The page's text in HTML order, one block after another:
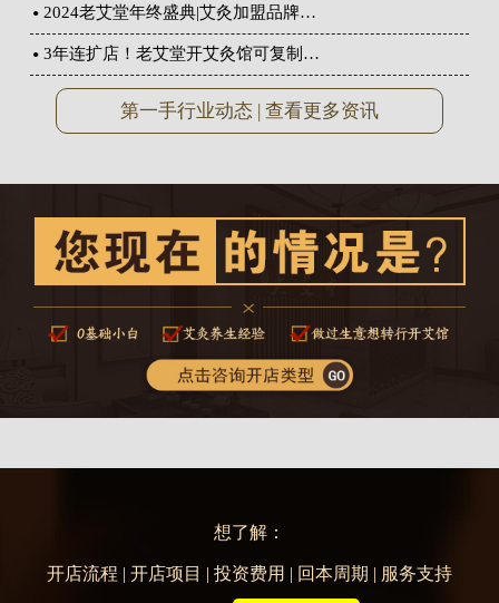
2024老艾堂年终盛典|艾灸加盟品牌…
3年连扩店！老艾堂开艾灸馆可复制…
第一手行业动态 | 查看更多资讯
想了解：
开店流程 | 开店项目 | 投资费用 | 回本周期 | 服务支持